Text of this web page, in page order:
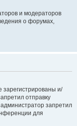
и модераторов
о форумах,
и/
отправку
запретил
для